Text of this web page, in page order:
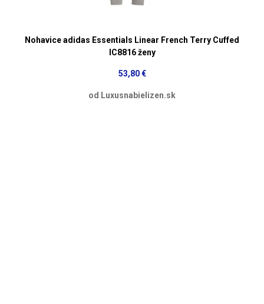
Nohavice adidas Essentials Linear French Terry Cuffed
IC8816 ženy
53,80 €
od Luxusnabielizen.sk